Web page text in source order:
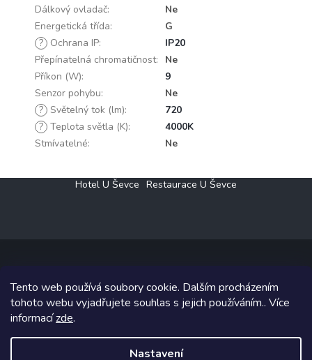
Tento web používá soubory cookie. Dalším procházením
tohoto webu vyjadřujete souhlas s jejich používáním.. Více
informacízde.
Nastavení
Dálkový ovladač:
Ne
Energetická třída:
G
? Ochrana IP:
IP20
Přepínatelná chromatičnost:
Ne
Příkon (W):
9
Senzor pohybu:
Ne
? Světelný tok (lm):
720
? Teplota světla (K):
4000K
Stmívatelné: Ne
Hotel U Ševce Restaurace U Ševce
Copyright 2026Elektro Klesný s.r.o.. Všechna práva vyhrazena.
Grafický návrh vytvořil a na Shoptet implementoval
Shoptetak.cz.